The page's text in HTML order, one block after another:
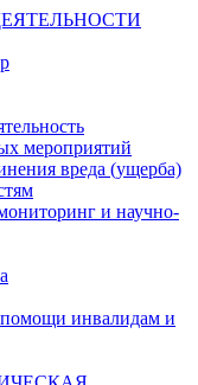
мероприятий
вреда (ущерба)
и научно-
помощи инвалидам и